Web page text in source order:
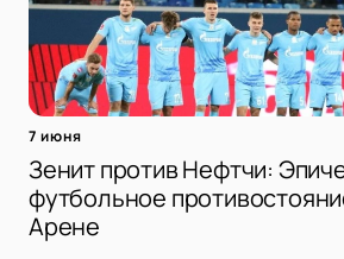
7 июня
Зенит против Нефтчи:
футбольное
Арене